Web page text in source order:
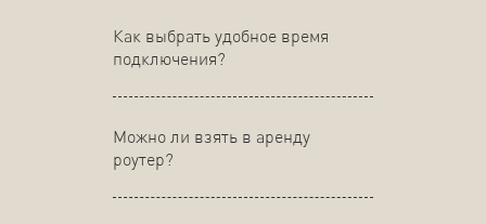
Как выбрать удобное время
подключения?
Можно ли взять в аренду
роутер?